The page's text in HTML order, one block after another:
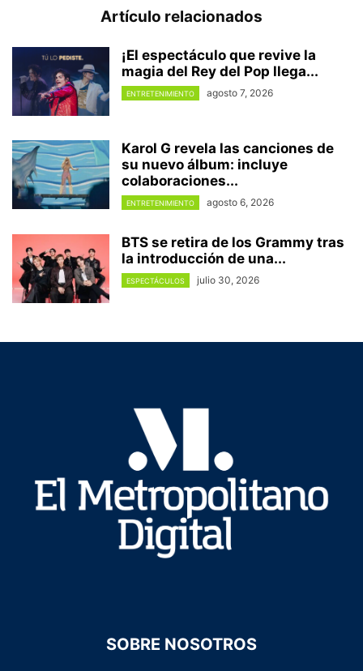
Artículo relacionados
¡El espectáculo que revive la
magia del Rey del Pop llega...
ENTRETENIMIENTO agosto 7, 2026
Karol G revela las canciones de
su nuevo álbum: incluye
colaboraciones...
ENTRETENIMIENTO agosto 6, 2026
BTS se retira de los Grammy tras
la introducción de una...
ESPECTÁCULOS julio 30, 2026
SOBRE NOSOTROS